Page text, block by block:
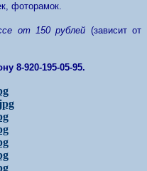
фоторамок.
от 150 рублей (зависит от
8-920-195-05-95.